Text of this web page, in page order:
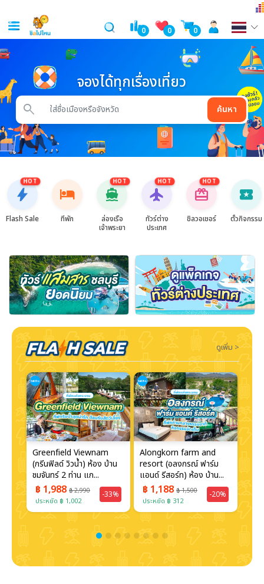
0 0 0
จองได้ทุกเรื่องเที่ยว
search ค้นหา
bolt
HOT
Flash Sale
hotel
ที่พัก
directions_boat
HOT
ล่องเรือ
เจ้าพระยา
flight
HOT
ทัวร์ต่าง
ประเทศ
card_giftcard
HOT
ชิลวอเชอร์
local_activity
ตั๋วกิจกรรม
‹ ›
ดูเพิ่ม >
Greenfield Viewnam
(กรีนฟิลด์ วิวน้ำ) ห้อง บ้าน
ชมจันทร์ 2 ท่าน แก...
฿ 1,988 ฿ 2,990
ประหยัด ฿ 1,002
-33%
Alongkorn farm and
resort (อลงกรณ์ ฟาร์ม
แอนด์ รีสอร์ท) ห้อง บ้าน...
฿ 1,188 ฿ 1,500
ประหยัด ฿ 312
-20%
เฮ้า
฿